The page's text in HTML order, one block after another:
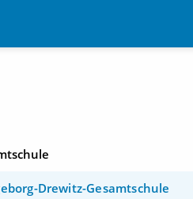
Drewitz-Gesamtschule